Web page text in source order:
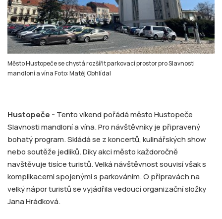
Město Hustopeče se chystá rozšířit parkovací prostor pro Slavnosti
mandloní a vína Foto: Matěj Obhlídal
Hustopeče - Tento víkend pořádá město Hustopeče
Slavnosti mandloní a vína. Pro návštěvníky je připravený
bohatý program. Skládá se z koncertů, kulinářských show
nebo soutěže jedlíků. Díky akci město každoročně
navštěvuje tisíce turistů. Velká návštěvnost souvisí však s
komplikacemi spojenými s parkováním. O přípravách na
velký nápor turistů se vyjádřila vedoucí organizační složky
Jana Hrádková.